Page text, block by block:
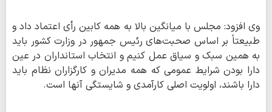
وی افزود: مجلس با میانگین بالا به همه کابین رأی اعتماد داد و
طبیعتاً بر اساس صحبت‌های رئیس جمهور در وزارت کشور باید
به همین سبک و سیاق عمل کنیم و انتخاب استانداران در عین
دارا بودن شرایط عمومی که همه مدیران و کارگزاران نظام باید
دارا باشند، اولویت اصلی کارآمدی و شایستگی آنها است.